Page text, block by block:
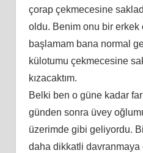
çorap çekmecesine
oldu. Benim onu bir erkek
başlamam bana normal
külotumu çekmecesine
kızacaktım.
Belki ben o güne kadar
günden sonra üvey
üzerimde gibi geliyordu.
daha dikkatli